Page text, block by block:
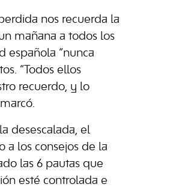
nos recuerda la
mañana a todos los
española “nunca
“Todos ellos
recuerdo, y lo
desescalada, el
a los consejos de la
las 6 pautas que
esté controlada e